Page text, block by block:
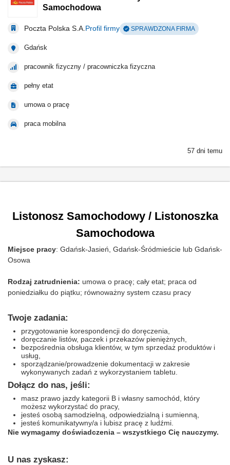
Samochodowa
Poczta Polska S.A. Profil firmy SPRAWDZONA FIRMA
Gdańsk
pracownik fizyczny / pracowniczka fizyczna
pełny etat
umowa o pracę
praca mobilna
57 dni temu
Listonosz Samochodowy / Listonoszka
Samochodowa
Miejsce pracy: Gdańsk-Jasień, Gdańsk-Śródmieście lub Gdańsk-
Osowa
Rodzaj zatrudnienia: umowa o pracę; cały etat; praca od
poniedziałku do piątku; równoważny system czasu pracy​
Twoje zadania:
przygotowanie korespondencji do doręczenia,
doręczanie listów, paczek i przekazów pieniężnych,
bezpośrednia obsługa klientów, w tym sprzedaż produktów i
usług,
sporządzanie/prowadzenie dokumentacji w zakresie
wykonywanych zadań z wykorzystaniem tabletu.
Dołącz do nas, jeśli:
masz prawo jazdy kategorii B i własny samochód, który
możesz wykorzystać do pracy,
jesteś osobą samodzielną, odpowiedzialną i sumienną,
jesteś komunikatywny/a i lubisz pracę z ludźmi.
Nie wymagamy doświadczenia – wszystkiego Cię nauczymy.​
U nas zyskasz: